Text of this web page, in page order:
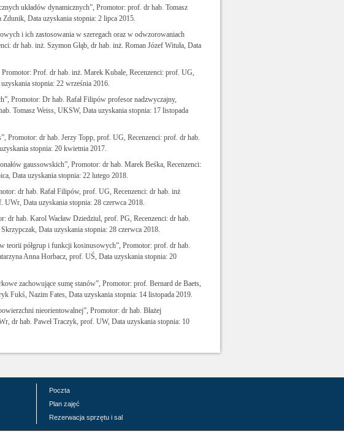
układów dynamicznych”, Promotor: prof. dr hab. Tomasz
Data uzyskania stopnia: 2 lipca 2015.
i ich zastosowania w szeregach oraz w odwzorowaniach
dr hab. inż. Szymon Głąb, dr hab. inż. Roman Józef Wituła, Data
Prof. dr hab. inż. Marek Kubale, Recenzenci: prof. UG,
stopnia: 22 września 2016.
Promotor: Dr hab. Rafał Filipów profesor nadzwyczajny,
Tomasz Weiss, UKSW, Data uzyskania stopnia: 17 listopada
Promotor: dr hab. Jerzy Topp, prof. UG, Recenzenci: prof. dr hab.
stopnia: 20 kwietnia 2017.
gaussowskich”, Promotor: dr hab. Marek Beśka, Recenzenci:
Data uzyskania stopnia: 22 lutego 2018.
dr hab. Rafał Filipów, prof. UG, Recenzenci: dr hab. inż
Data uzyskania stopnia: 28 czerwca 2018.
dr hab. Karol Wacław Dziedziul, prof. PG, Recenzenci: dr hab.
Data uzyskania stopnia: 28 czerwca 2018.
teorii półgrup i funkcji kosinusowych”, Promotor: prof. dr hab.
Anna Horbacz, prof. UŚ, Data uzyskania stopnia: 20
zachowujące sumę stanów”, Promotor: prof. Bernard de Baets,
Fukś, Nazim Fates, Data uzyskania stopnia: 14 listopada 2019.
nieorientowalnej”, Promotor: dr hab. Błażej
dr hab. Paweł Traczyk, prof. UW, Data uzyskania stopnia: 10
Poczta
Plan zajęć
Rezerwacja sprzętu i sal